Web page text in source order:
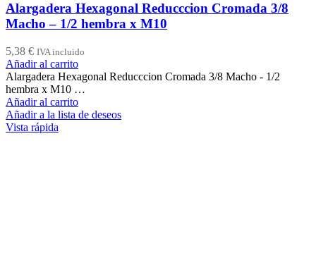
Alargadera Hexagonal Reducccion Cromada 3/8
Macho – 1/2 hembra x M10
5,38 € IVA incluido
Añadir al carrito
Alargadera Hexagonal Reducccion Cromada 3/8 Macho - 1/2
hembra x M10 …
Añadir al carrito
Añadir a la lista de deseos
Vista rápida